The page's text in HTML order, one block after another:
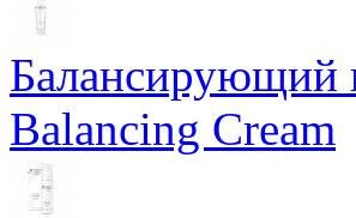
Балансирующий
Balancing Cream